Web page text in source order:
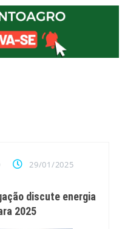
29/01/2025
discute energia
2025